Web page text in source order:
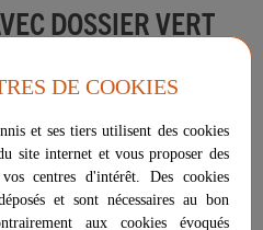
DOSSIER VERT
DE COOKIES
et ses tiers utilisent des cookies
site internet et vous proposer des
centres d'intérêt. Des cookies
et sont nécessaires au bon
aux cookies évoqués